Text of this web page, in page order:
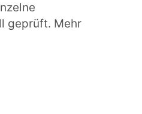
geprüft. Mehr